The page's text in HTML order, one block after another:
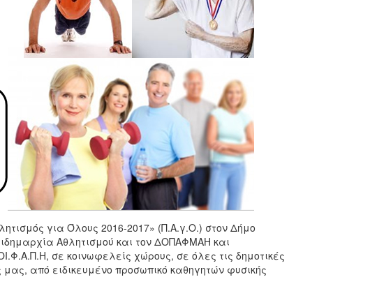
για Όλους 2016-2017» (Π.Α.γ.Ο.) στον Δήμο
Αθλητισμού και τον ΔΟΠΑΦΜΑΗ και
σε κοινωφελείς χώρους, σε όλες τις δημοτικές
από ειδικευμένο προσωπικό καθηγητών φυσικής